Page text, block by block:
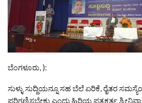
ಬೆಂಗಳೂರು, ):
ಸುಳ್ಳು ಸುದ್ದಿಯನ್ನೂ ಸಹ ಬೆಲೆ ಏರಿಕೆ, ರೈತರ
ಪರಿಗಣಿಸಬೇಕು ಎಂದು ಹಿರಿಯ ಪತ್ರಕರ್ತ